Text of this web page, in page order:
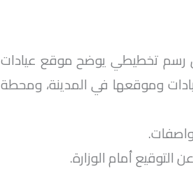
رسم تخطيطي يوضح موقع عيادات
وموقعها في المدينة، ومحطة
أمام الوزارة.